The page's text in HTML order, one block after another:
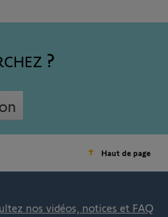
Haut de page
nos vidéos, notices et FAQ